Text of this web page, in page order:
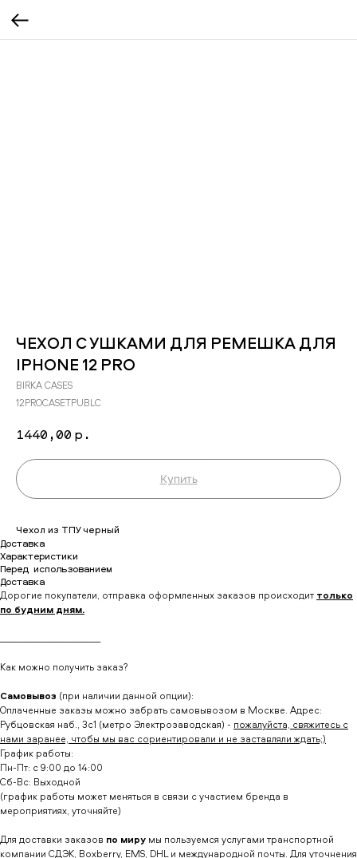
ЧЕХОЛ С УШКАМИ ДЛЯ РЕМЕШКА ДЛЯ
IPHONE 12 PRO
BIRKA CASES
12PROCASETPUBLC
1440,00 р.
Купить
Чехол из ТПУ черный
Доставка
Характеристики
Перед использованием
Доставка
Дорогие покупатели, отправка оформленных заказов происходит только
по будним дням.
Как можно получить заказ?
Самовывоз (при наличии данной опции):
Оплаченные заказы можно забрать самовывозом в Москве. Адрес:
Рубцовская наб., 3с1 (метро Электрозаводская) - пожалуйста, свяжитесь с
нами заранее, чтобы мы вас сориентировали и не заставляли ждать;)
График работы:
Пн-Пт: с 9:00 до 14:00
Сб-Вс: Выходной
(график работы может меняться в связи с участием бренда в
мероприятиях, уточняйте)
Для доставки заказов по миру мы пользуемся услугами транспортной
компании СДЭК, Boxberry, EMS, DHL и международной почты. Для уточнения